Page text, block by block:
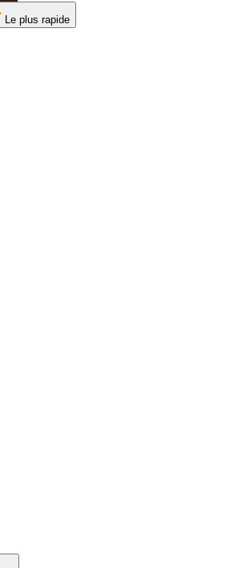
Düsseldorf
Le plus rapide